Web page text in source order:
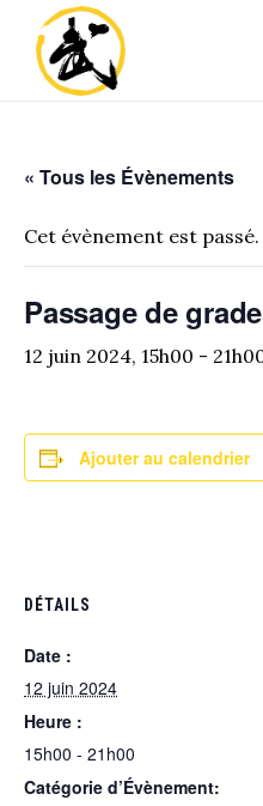
« Tous les Évènements
Cet évènement est passé.
Passage de
12 juin 2024, 15h00 -
Ajouter au calendrier
DÉTAILS
Date :
12 juin 2024
Heure :
15h00 - 21h00
Catégorie d’Évènement: